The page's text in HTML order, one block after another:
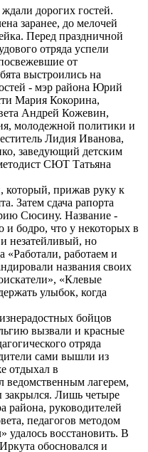
дорогих гостей.
заранее, до мелочей
Перед праздничной
отряда успели
от
выстроились на
- мэр района Юрий
Мария Кокорина,
Андрей Кожевин,
молодежной политики и
Лидия Иванова,
заведующий детским
СЮТ Татьяна
который, прижав руку к
Затем сдача рапорта
Сюсину. Название -
и бодро, что у некоторых в
незатейливый, но
«Работали, работаем и
названия своих
«Клевые
улыбок, когда
бойцов
вызвали и красные
отряда
сами вышли из
отдыхал в
ведомственным лагерем,
закрылся. Лишь четыре
района, руководителей
педагогов методом
удалось восстановить. В
обосновался и